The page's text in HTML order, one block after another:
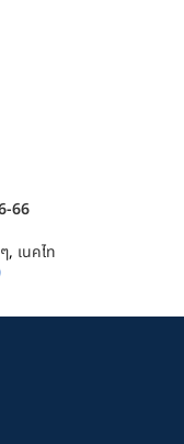
66
, เนคไท